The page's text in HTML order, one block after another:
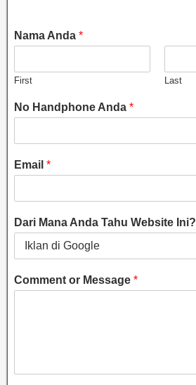
Nama Anda *
First Last
No Handphone Anda *
Email *
Dari Mana Anda Tahu Website Ini?
Comment or Message *